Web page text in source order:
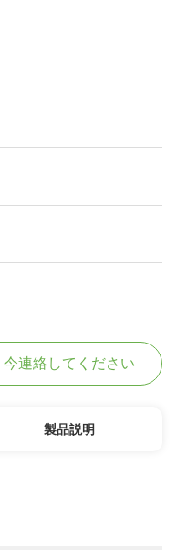
今連絡してください
製品説明